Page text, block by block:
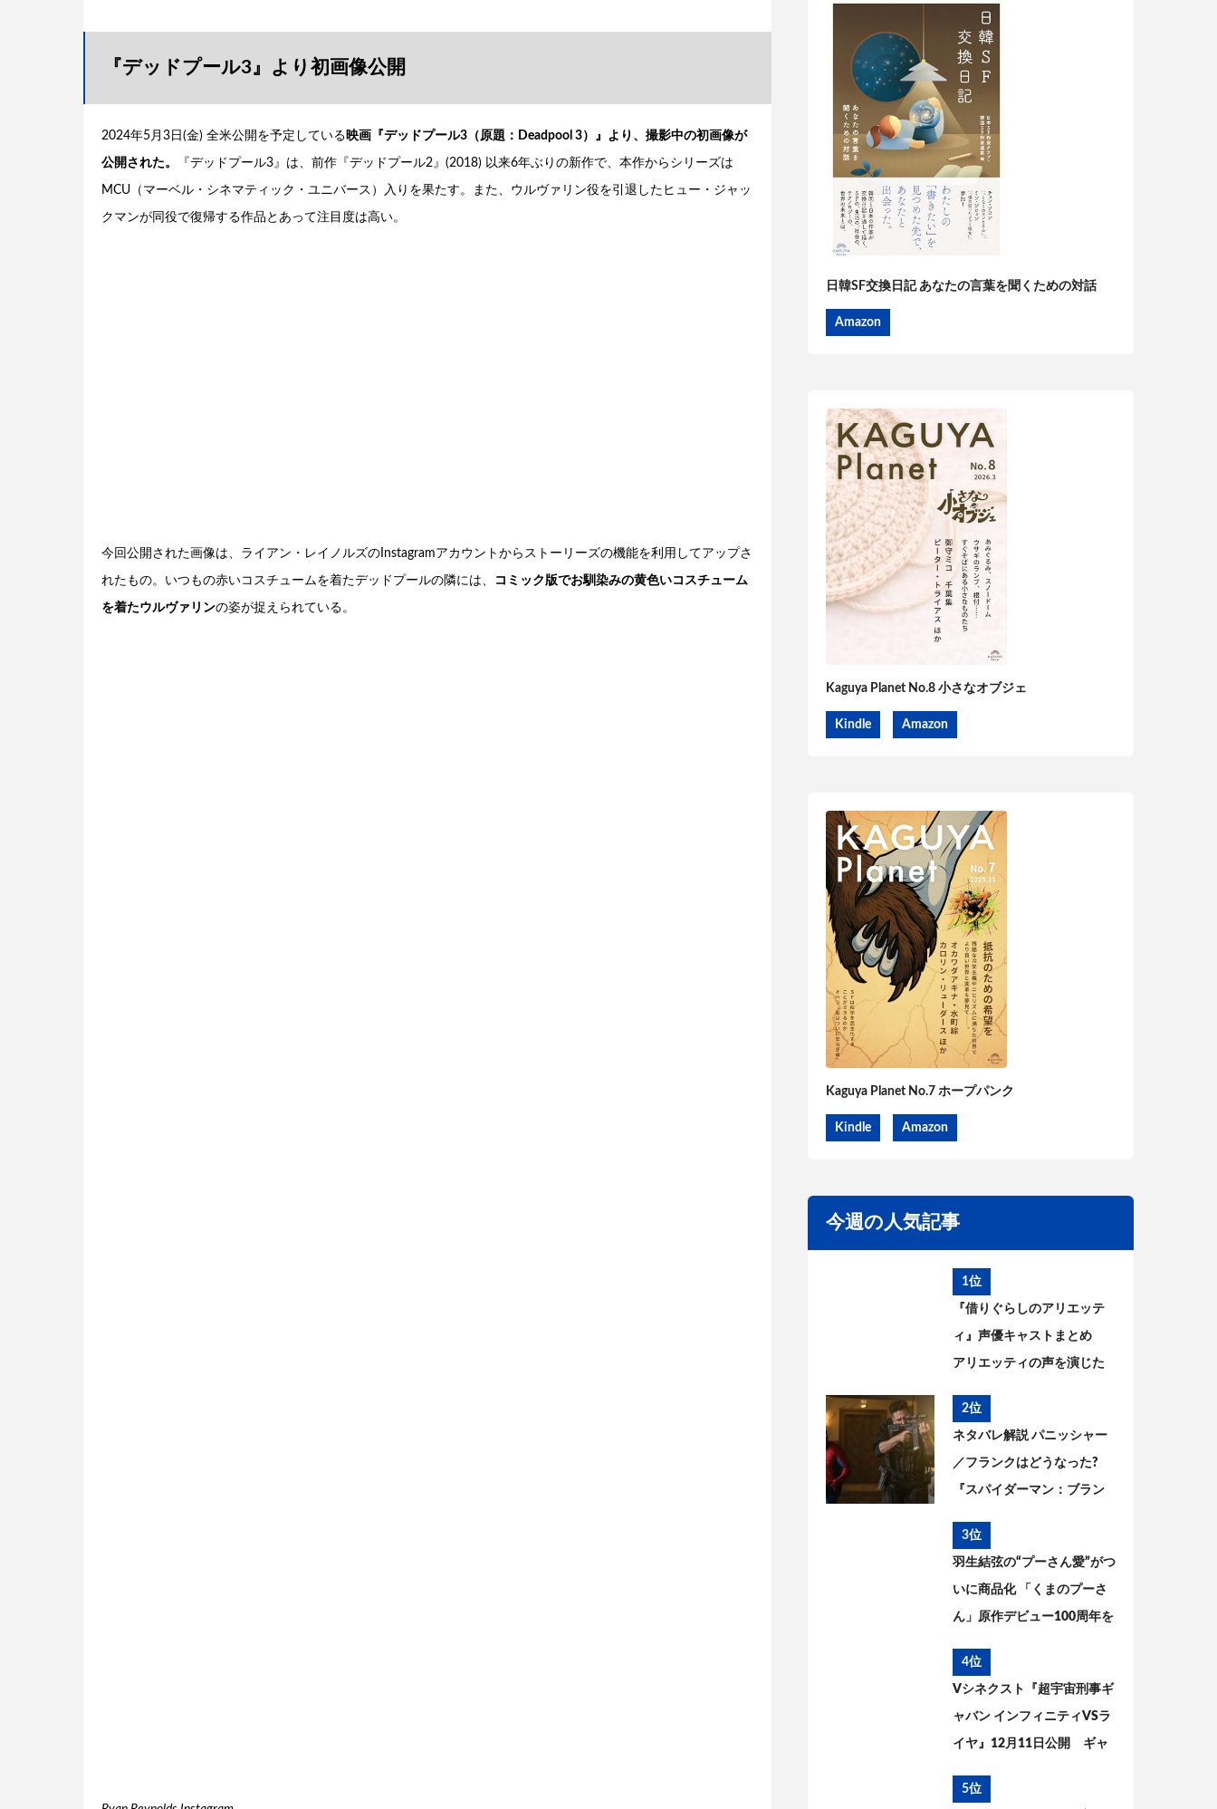
『デッドプール3』より初画像公開
2024年5月3日(金) 全米公開を予定している映画『デッドプール3（原題：Deadpool 3）』より、撮影中の初画像が
公開された。 『デッドプール3』は、前作『デッドプール2』(2018) 以来6年ぶりの新作で、本作からシリーズは
MCU（マーベル・シネマティック・ユニバース）入りを果たす。また、ウルヴァリン役を引退したヒュー・ジャッ
クマンが同役で復帰する作品とあって注目度は高い。
今回公開された画像は、ライアン・レイノルズのInstagramアカウントからストーリーズの機能を利用してアップさ
れたもの。いつもの赤いコスチュームを着たデッドプールの隣には、 コミック版でお馴染みの黄色いコスチューム
を着たウルヴァリンの姿が捉えられている。
日韓SF交換日記 あなたの言葉を聞くための対話
Amazon
Kaguya Planet No.8 小さなオブジェ
Kindle Amazon
Kaguya Planet No.7 ホープパンク
Kindle Amazon
今週の人気記事
1位
『借りぐらしのアリエッテ
ィ』声優キャストまとめ
アリエッティの声を演じた
2位
ネタバレ解説 パニッシャー
／フランクはどうなった?
『スパイダーマン：ブラン
までを考察
3位
羽生結弦の“プーさん愛”がつ
いに商品化 「くまのプーさ
ん」原作デビュー100周年を
4位
Vシネクスト『超宇宙刑事ギ
ャバン インフィニティVSラ
イヤ』12月11日公開 ギャ
5位